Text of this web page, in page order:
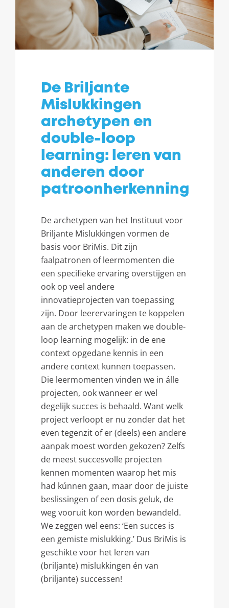
De Briljante
Mislukkingen
archetypen en
double-loop
learning: leren van
anderen door
patroonherkenning
De archetypen van het Instituut voor
Briljante Mislukkingen vormen de
basis voor BriMis. Dit zijn
faalpatronen of leermomenten die
een specifieke ervaring overstijgen en
ook op veel andere
innovatieprojecten van toepassing
zijn. Door leerervaringen te koppelen
aan de archetypen maken we double-
loop learning mogelijk: in de ene
context opgedane kennis in een
andere context kunnen toepassen.
Die leermomenten vinden we in álle
projecten, ook wanneer er wel
degelijk succes is behaald. Want welk
project verloopt er nu zonder dat het
even tegenzit of er (deels) een andere
aanpak moest worden gekozen? Zelfs
de meest succesvolle projecten
kennen momenten waarop het mis
had kúnnen gaan, maar door de juiste
beslissingen of een dosis geluk, de
weg vooruit kon worden bewandeld.
We zeggen wel eens: ‘Een succes is
een gemiste mislukking.’ Dus BriMis is
geschikte voor het leren van
(briljante) mislukkingen én van
(briljante) successen!